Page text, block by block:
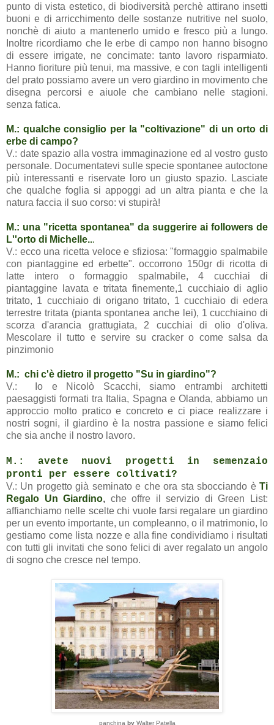
punto di vista estetico, di biodiversità perchè attirano insetti
buoni e di arricchimento delle sostanze nutritive nel suolo,
nonchè di aiuto a mantenerlo umido e fresco più a lungo.
Inoltre ricordiamo che le erbe di campo non hanno bisogno
di essere irrigate, ne concimate: tanto lavoro risparmiato.
Hanno fioriture più tenui, ma massive, e con tagli intelligenti
del prato possiamo avere un vero giardino in movimento che
disegna percorsi e aiuole che cambiano nelle stagioni.
senza fatica.
M.: qualche consiglio per la "coltivazione" di un orto di
erbe di campo?
V.: date spazio alla vostra immaginazione ed al vostro gusto
personale. Documentatevi sulle specie spontanee autoctone
più interessanti e riservate loro un giusto spazio. Lasciate
che qualche foglia si appoggi ad un altra pianta e che la
natura faccia il suo corso: vi stupirà!
M.: una "ricetta spontanea" da suggerire ai followers de
L''orto di Michelle...
V.: ecco una ricetta veloce e sfiziosa: "formaggio spalmabile
con piantaggine ed erbette". occorrono 150gr di ricotta di
latte intero o formaggio spalmabile, 4 cucchiai di
piantaggine lavata e tritata finemente,1 cucchiaio di aglio
tritato, 1 cucchiaio di origano tritato, 1 cucchiaio di edera
terrestre tritata (pianta spontanea anche lei), 1 cucchiaino di
scorza d'arancia grattugiata, 2 cucchiai di olio d'oliva.
Mescolare il tutto e servire su cracker o come salsa da
pinzimonio
M.: chi c'è dietro il progetto "Su in giardino"?
V.: Io e Nicolò Scacchi, siamo entrambi architetti
paesaggisti formati tra Italia, Spagna e Olanda, abbiamo un
approccio molto pratico e concreto e ci piace realizzare i
nostri sogni, il giardino è la nostra passione e siamo felici
che sia anche il nostro lavoro.
M.: avete nuovi progetti in semenzaio
pronti per essere coltivati?
V.: Un progetto già seminato e che ora sta sbocciando è Ti
Regalo Un Giardino, che offre il servizio di Green List:
affianchiamo nelle scelte chi vuole farsi regalare un giardino
per un evento importante, un compleanno, o il matrimonio, lo
gestiamo come lista nozze e alla fine condividiamo i risultati
con tutti gli invitati che sono felici di aver regalato un angolo
di sogno che cresce nel tempo.
panchina by Walter Patella